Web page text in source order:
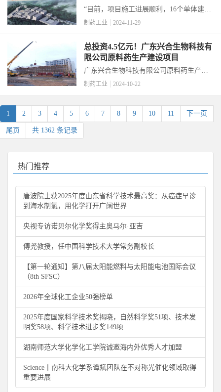
“目前，项目施工进展顺利，16个单体建筑
的主体框架施工已基本完成，其中5个主体
部工作。”日前，记者来到辽宁红珊瑚药业
有限公司绿色...
制药工业 2024-11-29
总投资4.5亿元！广东兴合生物科技有
限公司原料药生产建设项目
广东兴合生物科技有限公司原料药生产建
设项目是位于翁源创新原料药科技产业园
全和进度，全面做好各项要素保障，目前
已经进入建筑物主体...
制药工业 2024-10-22
1 2 3 4 5 6 7 8 9 10 11 下一页
尾页 共 1362 条记录
热门推荐
唐波院士获2025年度山东省科学技术最高奖：从癌症早诊
到海水制氢，用化学打开广阔世界
央视专访诺贝尔化学奖得主奥马尔·亚吉
傅尧教授，任中国科学技术大学常务副校长
【第一轮通知】第八届太阳能燃料与太阳能电池国际会议
（8th SFSC）
2026年全球化工企业50强榜单
2025年度国家科学技术奖揭晓，自然科学奖51项、技术发
明奖58项、科学技术进步奖149项
湖南师范大学化学化工学院诚邀海内外优秀人才加盟
Science丨南科大化学系谭斌团队在不对称光催化领域取得
重要进展